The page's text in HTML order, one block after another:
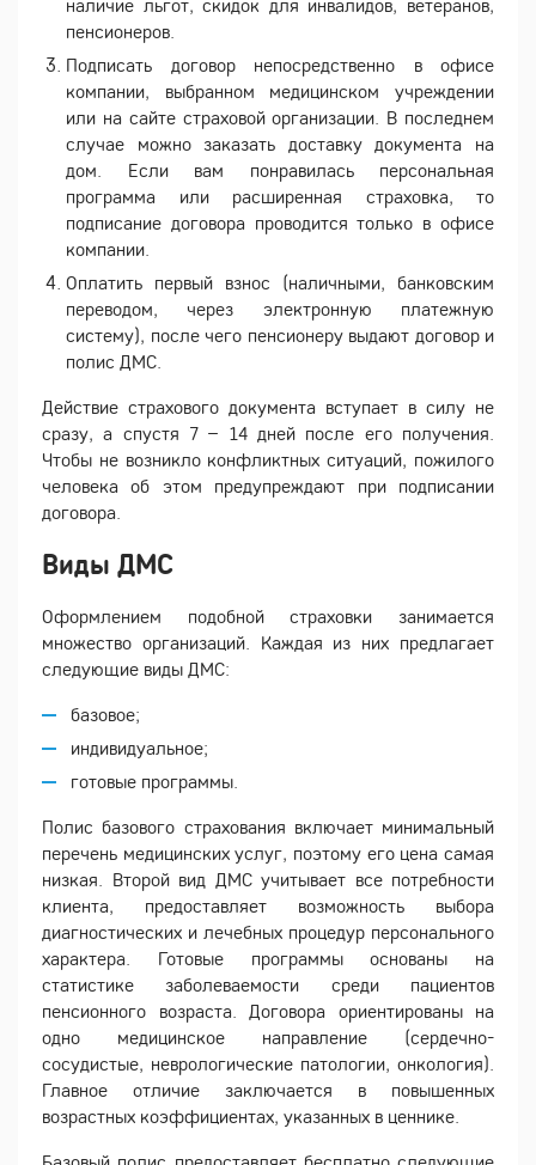
пенсионеров.
Подписать договор непосредственно в офисе
компании, выбранном медицинском учреждении
или на сайте страховой организации. В последнем
случае можно заказать доставку документа на
дом. Если вам понравилась персональная
программа или расширенная страховка, то
подписание договора проводится только в офисе
компании.
Оплатить первый взнос (наличными, банковским
переводом, через электронную платежную
систему), после чего пенсионеру выдают договор и
полис ДМС.
Действие страхового документа вступает в силу не
сразу, а спустя 7 – 14 дней после его получения.
Чтобы не возникло конфликтных ситуаций, пожилого
человека об этом предупреждают при подписании
договора.
Виды ДМС
Оформлением подобной страховки занимается
множество организаций. Каждая из них предлагает
следующие виды ДМС:
базовое;
индивидуальное;
готовые программы.
Полис базового страхования включает минимальный
перечень медицинских услуг, поэтому его цена самая
низкая. Второй вид ДМС учитывает все потребности
клиента, предоставляет возможность выбора
диагностических и лечебных процедур персонального
характера. Готовые программы основаны на
статистике заболеваемости среди пациентов
пенсионного возраста. Договора ориентированы на
одно медицинское направление (сердечно-
сосудистые, неврологические патологии, онкология).
Главное отличие заключается в повышенных
возрастных коэффициентах, указанных в ценнике.